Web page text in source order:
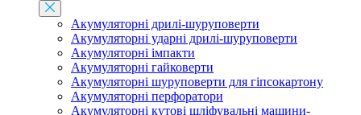
Акумуляторні дрилі-шуруповерти
Акумуляторні ударні дрилі-шуруповерти
Акумуляторні імпакти
Акумуляторні гайковерти
Акумуляторні шуруповерти для гіпсокартону
Акумуляторні перфоратори
Акумуляторні кутові шліфувальні машини-